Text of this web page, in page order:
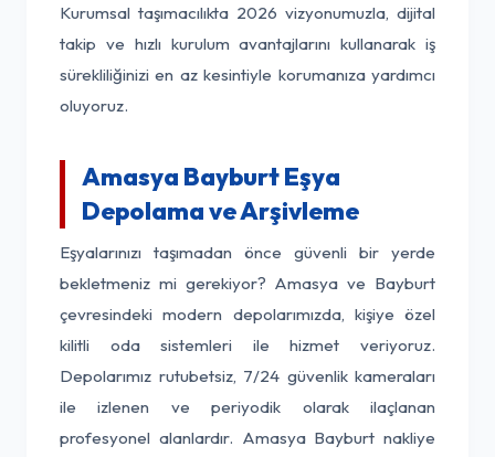
Kurumsal taşımacılıkta 2026 vizyonumuzla, dijital
takip ve hızlı kurulum avantajlarını kullanarak iş
sürekliliğinizi en az kesintiyle korumanıza yardımcı
oluyoruz.
Amasya Bayburt Eşya
Depolama ve Arşivleme
Eşyalarınızı taşımadan önce güvenli bir yerde
bekletmeniz mi gerekiyor? Amasya ve Bayburt
çevresindeki modern depolarımızda, kişiye özel
kilitli oda sistemleri ile hizmet veriyoruz.
Depolarımız rutubetsiz, 7/24 güvenlik kameraları
ile izlenen ve periyodik olarak ilaçlanan
profesyonel alanlardır. Amasya Bayburt nakliye